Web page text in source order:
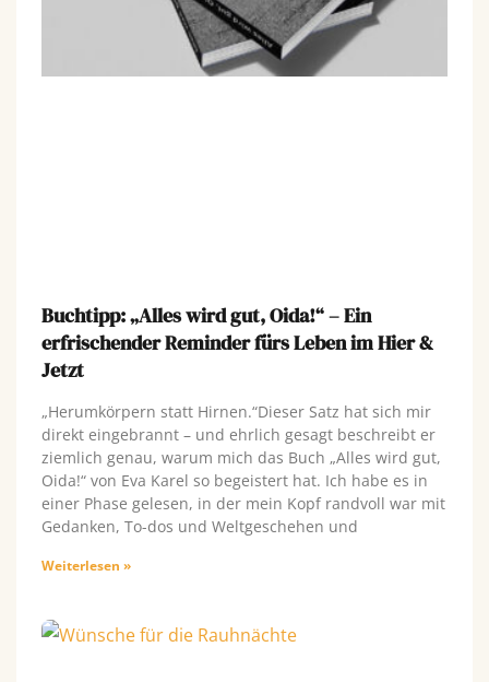
Buchtipp: „Alles wird gut, Oida!“ – Ein
erfrischender Reminder fürs Leben im Hier &
Jetzt
„Herumkörpern statt Hirnen.“Dieser Satz hat sich mir
direkt eingebrannt – und ehrlich gesagt beschreibt er
ziemlich genau, warum mich das Buch „Alles wird gut,
Oida!“ von Eva Karel so begeistert hat. Ich habe es in
einer Phase gelesen, in der mein Kopf randvoll war mit
Gedanken, To-dos und Weltgeschehen und
Weiterlesen »